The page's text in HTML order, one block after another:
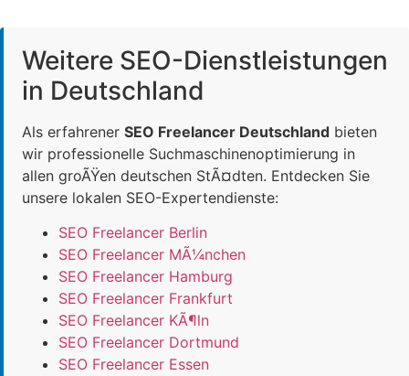
Weitere SEO-Dienstleistungen
in Deutschland
Als erfahrener SEO Freelancer Deutschland bieten
wir professionelle Suchmaschinenoptimierung in
allen groÃŸen deutschen StÃ¤dten. Entdecken Sie
unsere lokalen SEO-Expertendienste:
SEO Freelancer Berlin
SEO Freelancer MÃ¼nchen
SEO Freelancer Hamburg
SEO Freelancer Frankfurt
SEO Freelancer KÃ¶ln
SEO Freelancer Dortmund
SEO Freelancer Essen